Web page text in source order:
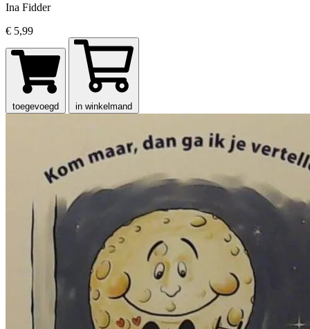
Ina Fidder
€ 5,99
toegevoegd in winkelmand